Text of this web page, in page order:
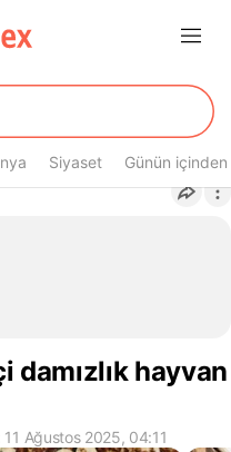
Siyaset Günün içinden
damızlık hayvan
Ağustos 2025, 04:11